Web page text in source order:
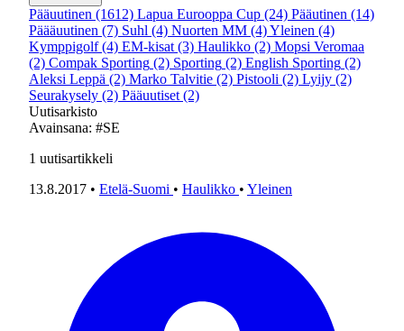
Pääuutinen (1612) Lapua Eurooppa Cup (24) Pääutinen (14)
Päääuutinen (7) Suhl (4) Nuorten MM (4)Yleinen (4)
Kymppigolf (4) EM-kisat (3) Haulikko (2) Mopsi Veromaa
(2) Compak Sporting (2) Sporting (2) English Sporting (2)
Aleksi Leppä (2) Marko Talvitie (2) Pistooli (2) Lyijy (2)
Seurakysely (2) Pääuutiset (2)
Uutisarkisto
Avainsana: #SE
1 uutisartikkeli
13.8.2017 • Etelä-Suomi • Haulikko • Yleinen